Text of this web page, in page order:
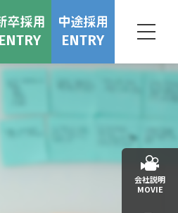
ENTRY ENTRY
会社説明
MOVIE